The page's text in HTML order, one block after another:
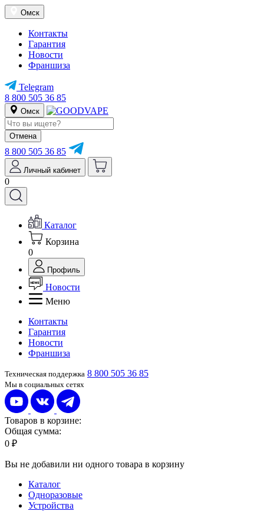
Омск
Контакты
Гарантия
Новости
Франшиза
Telegram
8 800 505 36 85
Омск
Отмена
8 800 505 36 85
Личный кабинет
0
Каталог
Корзина
0
Профиль
Новости
Меню
Контакты
Гарантия
Новости
Франшиза
Техническая поддержка 8 800 505 36 85
Мы в социальных сетях
Товаров в корзине:
Общая сумма:
0 ₽
Вы не добавили ни одного товара в корзину
Каталог
Одноразовые
Устройства